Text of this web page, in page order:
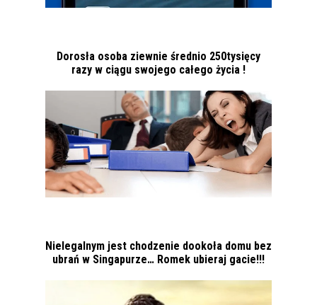
Dorosła osoba ziewnie średnio 250tysięcy
razy w ciągu swojego całego życia !
Nielegalnym jest chodzenie dookoła domu bez
ubrań w Singapurze… Romek ubieraj gacie!!!